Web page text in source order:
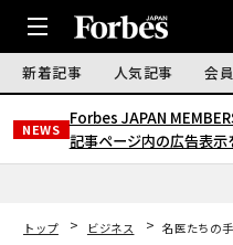
新着記事 人気記事 会
NEWS
Forbes JAPAN
記事ページ内の広告表
トップ ビジネス
名医たちの